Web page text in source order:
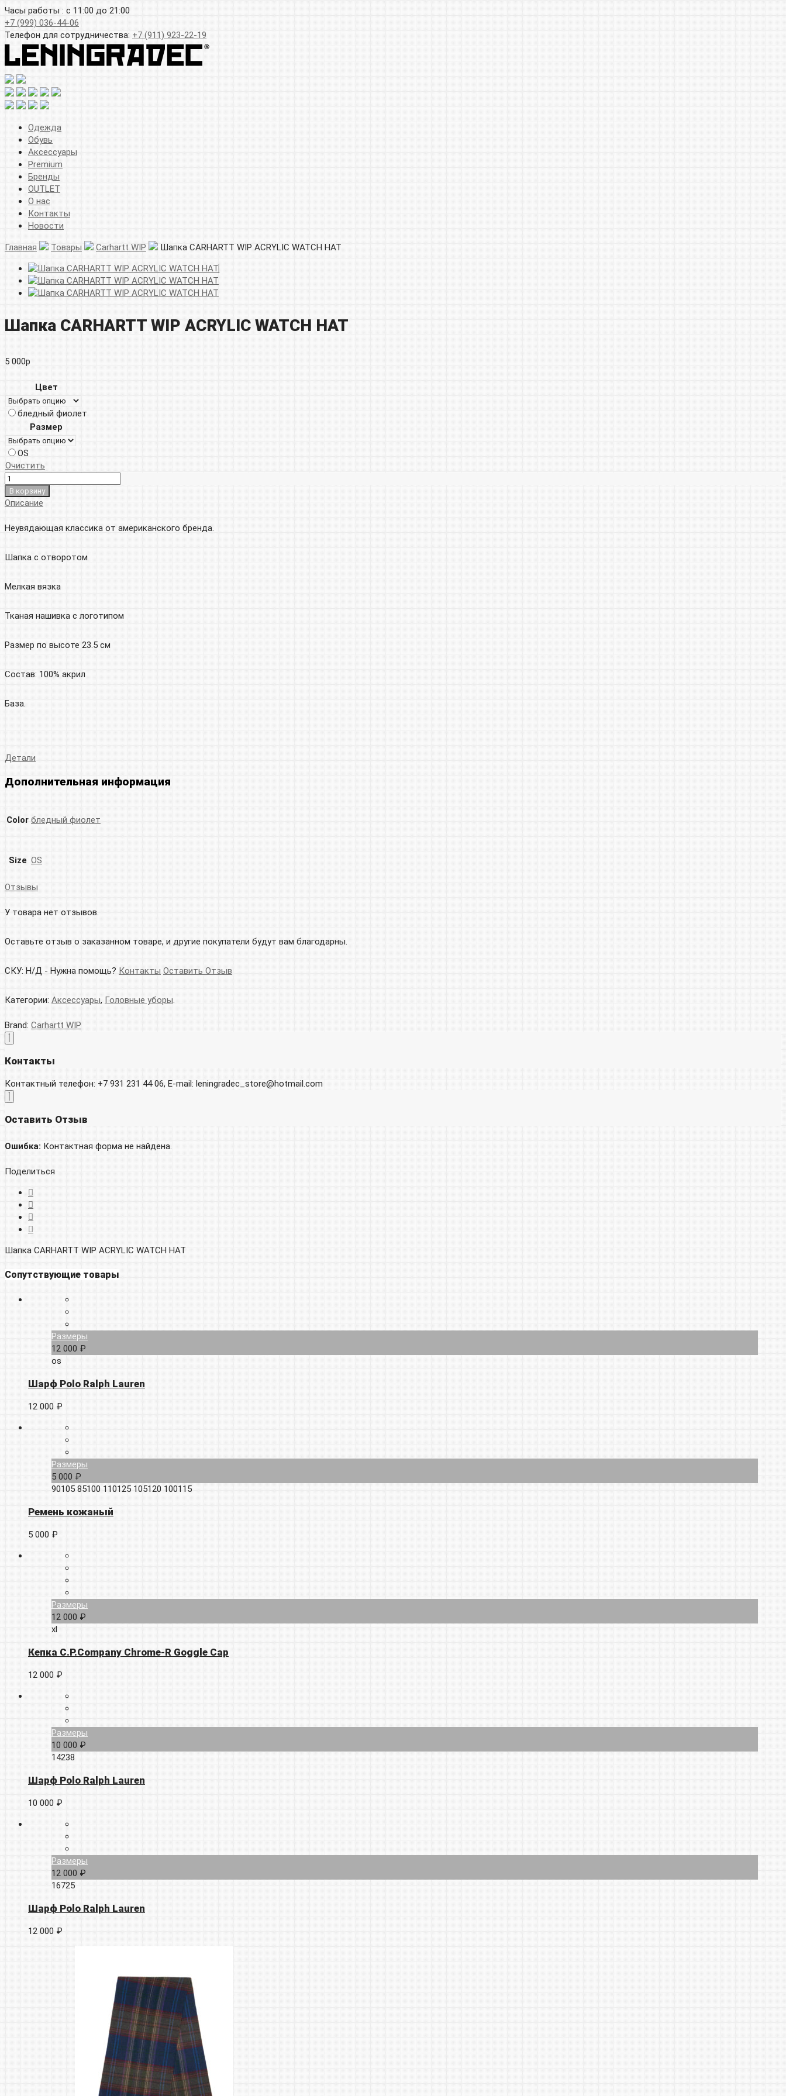
Часы работы : с 11:00 до 21:00
+7 (999) 036-44-06
Телефон для сотрудничества: +7 (911) 923-22-19
Одежда
Обувь
Аксессуары
Premium
Бренды
OUTLET
О нас
Контакты
Новости
Главная Товары Carhartt WIP Шапка CARHARTT WIP ACRYLIC WATCH HAT
Шапка CARHARTT WIP ACRYLIC WATCH HAT
5 000р
Цвет
бледный фиолет
Размер
OS
Очистить
В корзину
Описание
Неувядающая классика от американского бренда.
Шапка с отворотом
Мелкая вязка
Тканая нашивка с логотипом
Размер по высоте 23.5 см
Состав: 100% акрил
База.
Детали
Дополнительная информация
Color бледный фиолет
Size OS
Отзывы
У товара нет отзывов.
Оставьте отзыв о заказанном товаре, и другие покупатели будут вам благодарны.
СКУ: Н/Д - Нужна помощь? Контакты Оставить Отзыв
Категории: Аксессуары, Головные уборы.
Brand: Carhartt WIP
Контакты
Контактный телефон: +7 931 231 44 06, E-mail: leningradec_store@hotmail.com
Оставить Отзыв
Ошибка: Контактная форма не найдена.
Поделиться
Шапка CARHARTT WIP ACRYLIC WATCH HAT
Сопутствующие товары
Размеры
12 000 ₽
os
Шарф Polo Ralph Lauren
12 000 ₽
Размеры
5 000 ₽
90105 85100 110125 105120 100115
Ремень кожаный
5 000 ₽
Размеры
12 000 ₽
xl
Кепка C.P.Company Chrome-R Goggle Cap
12 000 ₽
Размеры
10 000 ₽
14238
Шарф Polo Ralph Lauren
10 000 ₽
Размеры
12 000 ₽
16725
Шарф Polo Ralph Lauren
12 000 ₽